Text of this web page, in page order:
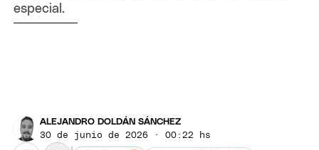
especial.
ALEJANDRO DOLDÁN SÁNCHEZ
30 de junio de 2026 · 00:22 hs